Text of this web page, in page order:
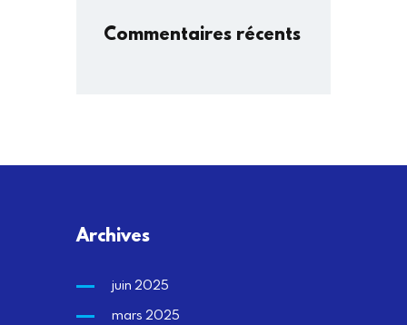
Commentaires récents
Archives
juin 2025
mars 2025